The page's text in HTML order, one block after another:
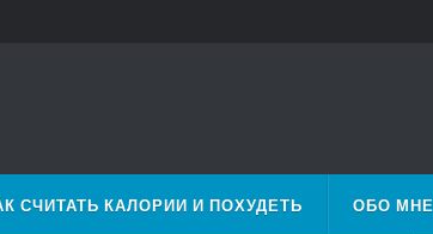
СЧИТАТЬ КАЛОРИИ И ПОХУДЕТЬ ОБО МНЕ